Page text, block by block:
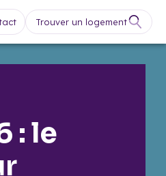
Trouver un logement
: le